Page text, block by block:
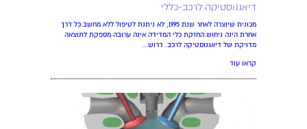
דיאגנוסטיקה לרכב-כללי
מכונית שיוצרה לאחר שנת 1995, לא ניתנת לטיפול ללא מחשב.כל דרך
אחרת הינה ניחוש.החזקת כלי המדידה אינה ערובה מספקת לתוצאה
מדויקת של דיאגנוסטיקה לרכב. דרוש...
קראו עוד